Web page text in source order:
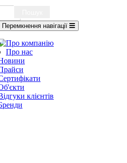
Перемкнення навігації
Про компанію
Про нас
клієнтів